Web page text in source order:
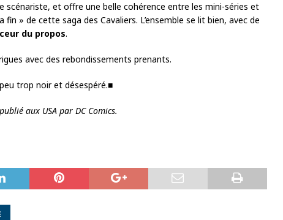
scénariste, et offre une belle cohérence entre les mini-séries et
fin » de cette saga des Cavaliers. L’ensemble se lit bien, avec de
du propos.
avec des rebondissements prenants.
trop noir et désespéré.■
aux USA par DC Comics.